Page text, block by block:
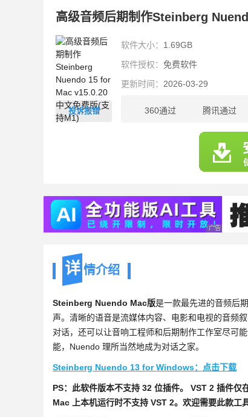
高级音频后期制作Steinberg
投诉报错
软件大小： 1.69GB
软件授权： 免费软件
更新时间： 2026-03-29
360通过 腾讯通过
广告 商业广
详 情介绍
Steinberg Nuendo Mac版是一款最先进的音频后
声。清晰的语音是流媒体内容、电影和电视的音频
对话，还可以让音响工程师和后期制作工作室尽可
能，Nuendo 理所当然地成为对话之家。
Steinberg Nuendo 13 for Windows：点击下载
PS：此软件版本不支持 32 位插件。 VST 2 插件
Mac 上本机运行时不支持 VST 2。欢迎需要此款工